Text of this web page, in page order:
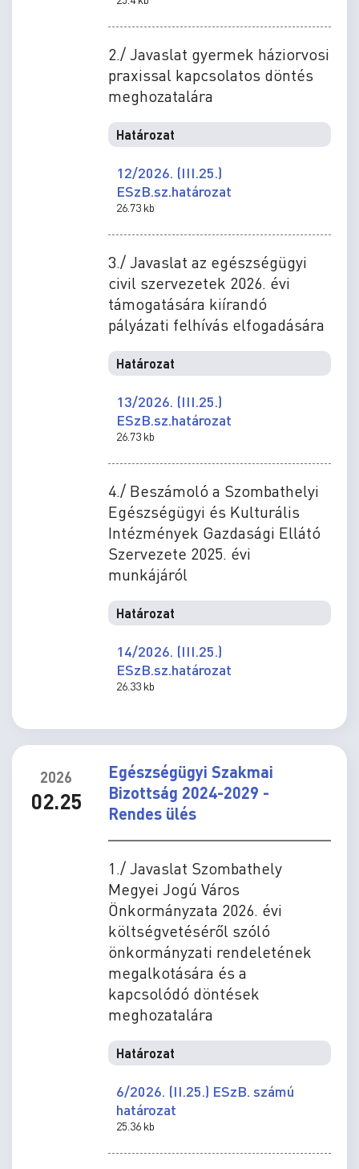
2./ Javaslat gyermek háziorvosi
praxissal kapcsolatos döntés
meghozatalára
Határozat
12/2026. (III.25.)
ESzB.sz.határozat
26.73 kb
3./ Javaslat az egészségügyi
civil szervezetek 2026. évi
támogatására kiírandó
pályázati felhívás elfogadására
Határozat
13/2026. (III.25.)
ESzB.sz.határozat
26.73 kb
4./ Beszámoló a Szombathelyi
Egészségügyi és Kulturális
Intézmények Gazdasági Ellátó
Szervezete 2025. évi
munkájáról
Határozat
14/2026. (III.25.)
ESzB.sz.határozat
26.33 kb
2026
02.25
Egészségügyi Szakmai
Bizottság 2024-2029 -
Rendes ülés
1./ Javaslat Szombathely
Megyei Jogú Város
Önkormányzata 2026. évi
költségvetéséről szóló
önkormányzati rendeletének
megalkotására és a
kapcsolódó döntések
meghozatalára
Határozat
6/2026. (II.25.) ESzB. számú
határozat
25.36 kb